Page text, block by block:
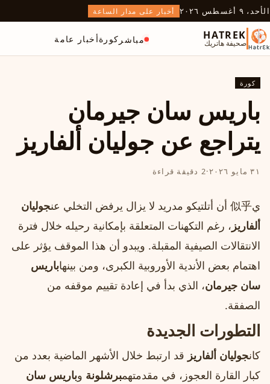
الأحد، ٩ أغسطس ٢٠٢٦ أخبار على مدار الساعة
HATREK
صحيفة هاتريك مباشر كورةأخبار عامة
كورة
باريس سان جيرمان
يتراجع عن جوليان ألفاريز
٣١ مايو ٢٠٢٦ ·2 دقيقة قراءة
ي似乎 أن أتلتيكو مدريد لا يزال يرفض التخلي عن
جوليان
ألفاريز ، رغم التكهنات المتعلقة بإمكانية رحيله خلال فترة
الانتقالات الصيفية المقبلة. ويبدو أن هذا الموقف يؤثر على
اهتمام بعض الأندية الأوروبية الكبرى، ومن بينهاباريس
سان جيرمان، الذي بدأ في إعادة تقييم موقفه من
الصفقة.
التطورات الجديدة
كانجوليان ألفاريز قد ارتبط خلال الأشهر الماضية بعدد من
كبار القارة العجوز، في مقدمتهمبرشلونة وباريس سان